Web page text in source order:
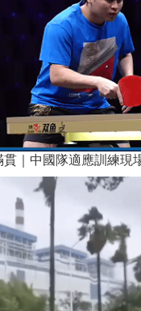
｜中國隊適應訓練現